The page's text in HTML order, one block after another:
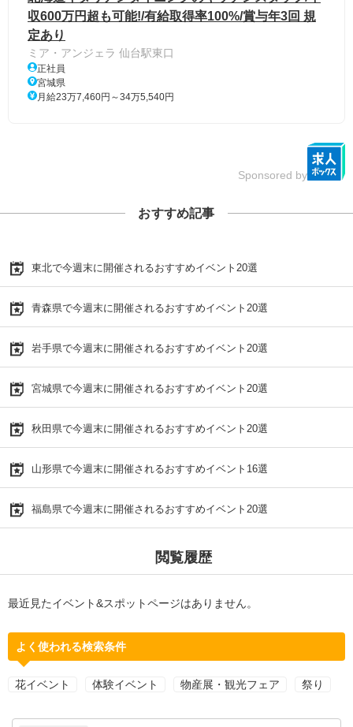
収600万円超も可能!/有給取得率100%/賞与年3回 規
定あり
ミア・アンジェラ 仙台駅東口
正社員
宮城県
月給23万7,460円～34万5,540円
Sponsored by
おすすめ記事
東北で今週末に開催されるおすすめイベント20選
青森県で今週末に開催されるおすすめイベント20選
岩手県で今週末に開催されるおすすめイベント20選
宮城県で今週末に開催されるおすすめイベント20選
秋田県で今週末に開催されるおすすめイベント20選
山形県で今週末に開催されるおすすめイベント16選
福島県で今週末に開催されるおすすめイベント20選
閲覧履歴
最近見たイベント&スポットページはありません。
よく使われる検索条件
花イベント 体験イベント 物産展・観光フェア 祭り